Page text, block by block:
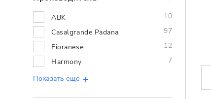
ABK
10
Casalgrande Padana
97
Fioranese
12
Harmony
7
Показать ещё